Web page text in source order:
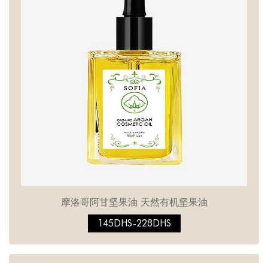
摩洛哥阿甘坚果油 天然有机坚果油
145DHS-228DHS